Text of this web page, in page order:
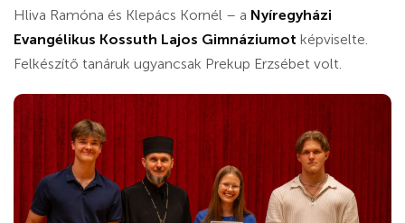
Hliva Ramóna és Klepács Kornél – a Nyíregyházi
Evangélikus Kossuth Lajos Gimnáziumot képviselte.
Felkészítő tanáruk ugyancsak Prekup Erzsébet volt.